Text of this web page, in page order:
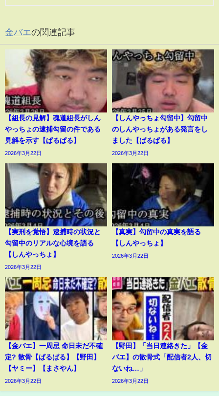
金バエの関連記事
【組長の見解】魂道組長がしん
やっちょの逮捕勾留の件である
見解を示す【ぱるぱる】
2026年3月22日
【しんやっちょ勾留中】勾留中
のしんやっちょがある発言をし
ました【ぱるぱる】
2026年3月22日
【実刑を覚悟】逮捕時の状況と
勾留中のリアルな心境を語る
【しんやっちょ】
2026年3月22日
【真実】勾留中の真実を語る
【しんやっちょ】
2026年3月22日
【金バエ】一周忌 命日未だ不確
定? 散骨【ぱるぱる】【野田】
【ヤミー】【まさやん】
2026年3月22日
【野田】「当日連絡きた」【金
バエ】の散骨式「配信者2人、切
ないね…」
2026年3月22日